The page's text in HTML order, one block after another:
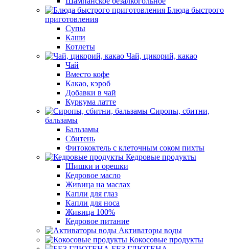
Блюда быстрого
приготовления
Супы
Каши
Котлеты
Чай, цикорий, какао
Чай
Вместо кофе
Какао, кэроб
Добавки в чай
Куркума латте
Сиропы, сбитни,
бальзамы
Бальзамы
Сбитень
Фитококтель с клеточным соком пихты
Кедровые продукты
Шишки и орешки
Кедровое масло
Живица на маслах
Капли для глаз
Капли для носа
Живица 100%
Кедровое питание
Активаторы воды
Кокосовые продукты